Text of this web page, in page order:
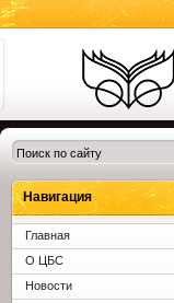
Библиотеки
Клина.
ЦБС.
Навигация
Главная
О ЦБС
Новости